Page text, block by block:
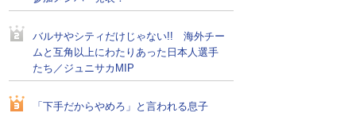
バルサやシティだけじゃない!! 海外チー
ムと互角以上にわたりあった日本人選手
たち／ジュニサカMIP
「下手だからやめろ」と言われる息子